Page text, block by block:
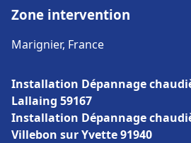
Zone intervention
Marignier, France
Installation Dépannage
Lallaing 59167
Installation Dépannage
Villebon sur Yvette 91940